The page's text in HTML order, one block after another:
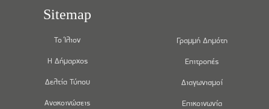
Sitemap
Το Ίλιον
Η Δήμαρχος
Δελτία Τύπου
Ανακοινώσεις
Γραμμή Δημότη
Επιτροπές
Διαγωνισμοί
Επικοινωνία